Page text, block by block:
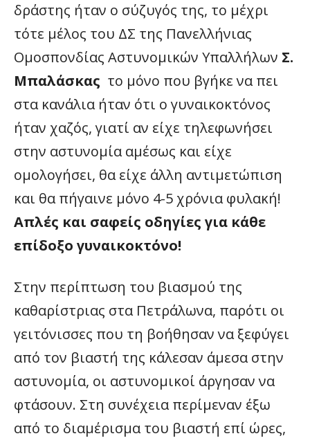
δράστης ήταν ο σύζυγός της, το μέχρι
τότε μέλος του ΔΣ της Πανελλήνιας
Ομοσπονδίας Αστυνομικών Υπαλλήλων Σ.
Μπαλάσκας το μόνο που βγήκε να πει
στα κανάλια ήταν ότι ο γυναικοκτόνος
ήταν χαζός, γιατί αν είχε τηλεφωνήσει
στην αστυνομία αμέσως και είχε
ομολογήσει, θα είχε άλλη αντιμετώπιση
και θα πήγαινε μόνο 4-5 χρόνια φυλακή!
Απλές και σαφείς οδηγίες για κάθε
επίδοξο γυναικοκτόνο!
Στην περίπτωση του βιασμού της
καθαρίστριας στα Πετράλωνα, παρότι οι
γειτόνισσες που τη βοήθησαν να ξεφύγει
από τον βιαστή της κάλεσαν άμεσα στην
αστυνομία, οι αστυνομικοί άργησαν να
φτάσουν. Στη συνέχεια περίμεναν έξω
από το διαμέρισμα του βιαστή επί ώρες,